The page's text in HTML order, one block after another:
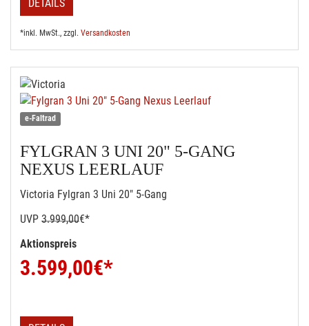
DETAILS
*inkl. MwSt., zzgl. Versandkosten
e-Faltrad
FYLGRAN 3 UNI 20" 5-GANG
NEXUS LEERLAUF
Victoria Fylgran 3 Uni 20" 5-Gang
UVP 3.999,00€*
Aktionspreis
3.599,00€*